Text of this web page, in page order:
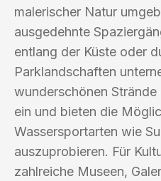
malerischer Natur
ausgedehnte
entlang der Küste oder
Parklandschaften
wunderschönen
ein und bieten die
Wassersportarten wie
auszuprobieren. Für
zahlreiche Museen,